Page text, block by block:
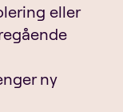
eller
ny